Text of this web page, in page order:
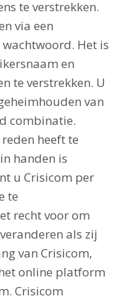
te verstrekken.
via een
Het is
en
te verstrekken. U
van
combinatie.
heeft te
handen is
u Crisicom per
te
recht voor om
als zij
van Crisicom,
online platform
Crisicom